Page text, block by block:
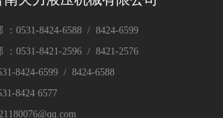
：0531-8424-6588 /8424-6599
：0531-8421-2596 /8421-2576
8424-6599 /8424-6588
8424 6577